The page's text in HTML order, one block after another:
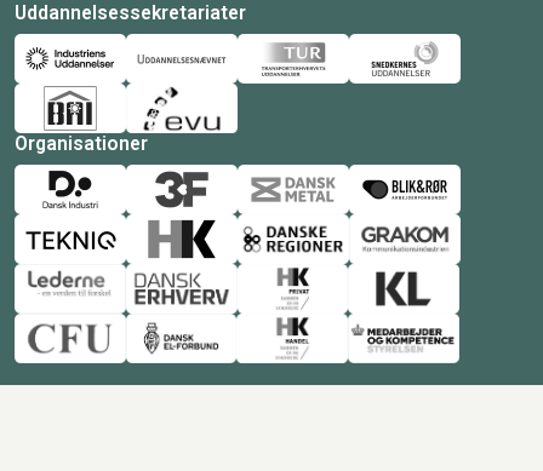
Uddannelsessekretariater
Organisationer